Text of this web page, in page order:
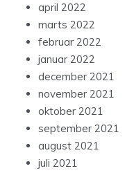
april 2022
marts 2022
februar 2022
januar 2022
december 2021
november 2021
oktober 2021
september 2021
august 2021
juli 2021